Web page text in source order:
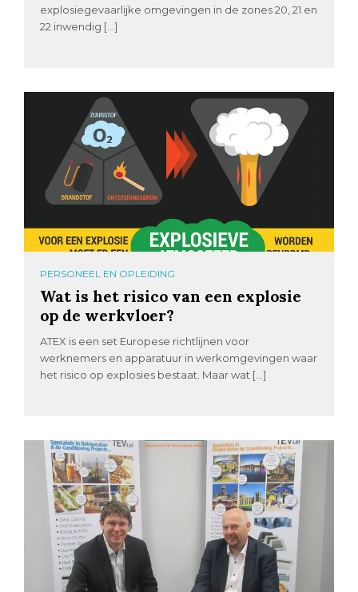
explosiegevaarlijke omgevingen in de zones 20, 21 en
22 inwendig […]
PERSONEEL EN OPLEIDING
Wat is het risico van een explosie
op de werkvloer?
ATEX is een set Europese richtlijnen voor
werknemers en apparatuur in werkomgevingen waar
het risico op explosies bestaat. Maar wat […]